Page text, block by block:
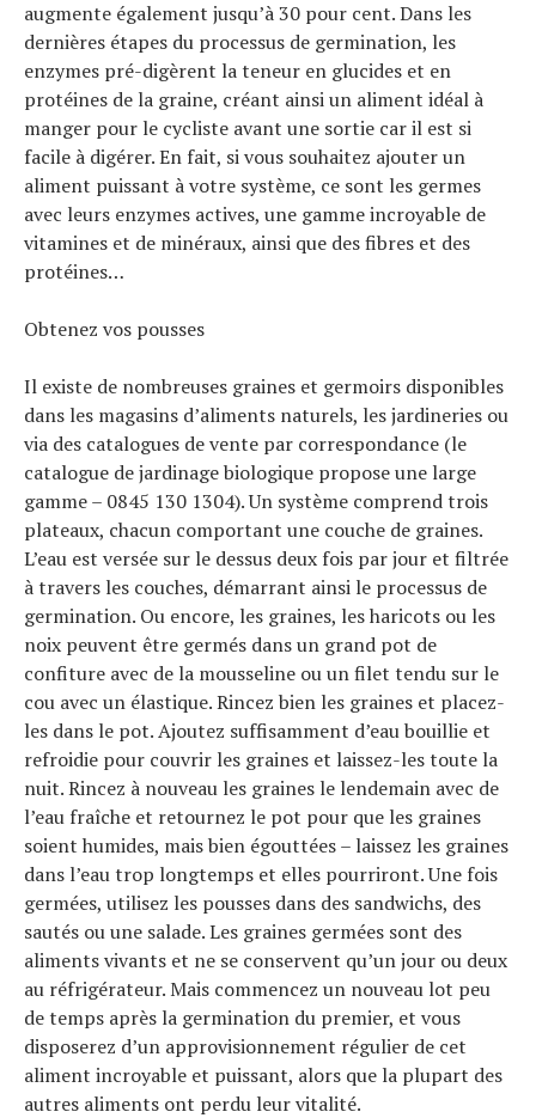
augmente également jusqu’à 30 pour cent. Dans les
dernières étapes du processus de germination, les
enzymes pré-digèrent la teneur en glucides et en
protéines de la graine, créant ainsi un aliment idéal à
manger pour le cycliste avant une sortie car il est si
facile à digérer. En fait, si vous souhaitez ajouter un
aliment puissant à votre système, ce sont les germes
avec leurs enzymes actives, une gamme incroyable de
vitamines et de minéraux, ainsi que des fibres et des
protéines…
Obtenez vos pousses
Il existe de nombreuses graines et germoirs disponibles
dans les magasins d’aliments naturels, les jardineries ou
via des catalogues de vente par correspondance (le
catalogue de jardinage biologique propose une large
gamme – 0845 130 1304). Un système comprend trois
plateaux, chacun comportant une couche de graines.
L’eau est versée sur le dessus deux fois par jour et filtrée
à travers les couches, démarrant ainsi le processus de
germination. Ou encore, les graines, les haricots ou les
noix peuvent être germés dans un grand pot de
confiture avec de la mousseline ou un filet tendu sur le
cou avec un élastique. Rincez bien les graines et placez-
les dans le pot. Ajoutez suffisamment d’eau bouillie et
refroidie pour couvrir les graines et laissez-les toute la
nuit. Rincez à nouveau les graines le lendemain avec de
l’eau fraîche et retournez le pot pour que les graines
soient humides, mais bien égouttées – laissez les graines
dans l’eau trop longtemps et elles pourriront. Une fois
germées, utilisez les pousses dans des sandwichs, des
sautés ou une salade. Les graines germées sont des
aliments vivants et ne se conservent qu’un jour ou deux
au réfrigérateur. Mais commencez un nouveau lot peu
de temps après la germination du premier, et vous
disposerez d’un approvisionnement régulier de cet
aliment incroyable et puissant, alors que la plupart des
autres aliments ont perdu leur vitalité.